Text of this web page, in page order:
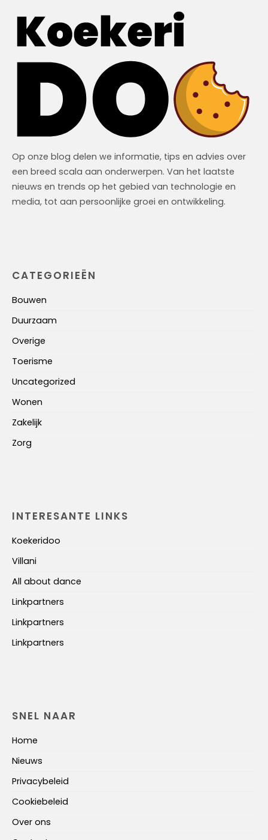
Op onze blog delen we informatie, tips en advies over
een breed scala aan onderwerpen. Van het laatste
nieuws en trends op het gebied van technologie en
media, tot aan persoonlijke groei en ontwikkeling.
CATEGORIEËN
Bouwen
Duurzaam
Overige
Toerisme
Uncategorized
Wonen
Zakelijk
Zorg
INTERESANTE LINKS
Koekeridoo
Villani
All about dance
Linkpartners
Linkpartners
Linkpartners
SNEL NAAR
Home
Nieuws
Privacybeleid
Cookiebeleid
Over ons